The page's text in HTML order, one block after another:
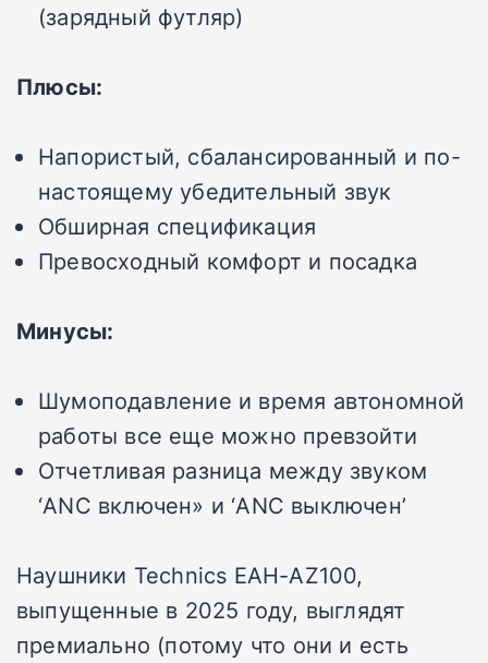
(зарядный футляр)
Плюсы:
Напористый, сбалансированный и по-
настоящему убедительный звук
Обширная спецификация
Превосходный комфорт и посадка
Минусы:
Шумоподавление и время автономной
работы все еще можно превзойти
Отчетливая разница между звуком
‘ANC включен» и ‘ANC выключен’
Наушники Technics EAH-AZ100,
выпущенные в 2025 году, выглядят
премиально (потому что они и есть